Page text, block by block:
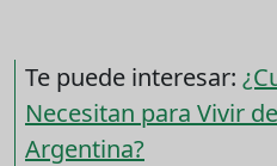
Te puede interesar:
Necesitan para Vivir
Argentina?